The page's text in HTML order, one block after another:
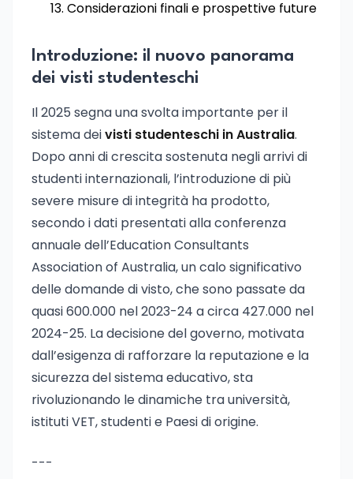
Considerazioni finali e prospettive future
Introduzione: il nuovo panorama
dei visti studenteschi
Il 2025 segna una svolta importante per il
sistema deivisti studenteschi in Australia.
Dopo anni di crescita sostenuta negli arrivi di
studenti internazionali, l’introduzione di più
severe misure di integrità ha prodotto,
secondo i dati presentati alla conferenza
annuale dell’Education Consultants
Association of Australia, un calo significativo
delle domande di visto, che sono passate da
quasi 600.000 nel 2023-24 a circa 427.000 nel
2024-25. La decisione del governo, motivata
dall’esigenza di rafforzare la reputazione e la
sicurezza del sistema educativo, sta
rivoluzionando le dinamiche tra università,
istituti VET, studenti e Paesi di origine.
---